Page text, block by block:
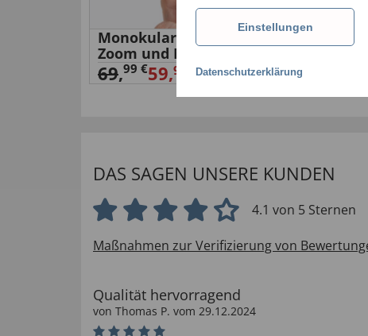
Monokular mit 30-fach
Zoom und Macro
69,99 €59,99 €
DAS SAGEN UNSERE KUNDEN
4.1 von 5 Sternen
Maßnahmen zur Verifizierung von
Qualität hervorragend
von Thomas P. vom 29.12.2024
Einstellungen
Datenschutzerklärung